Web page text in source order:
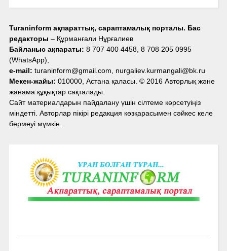
Turaninform ақпараттық, сараптамалық порталы. Бас
редакторы – Құрманғали Нұрғалиев
Байланыс ақпараты: 8 707 400 4458, 8 708 205 0995
(WhatsApp),
e-mail: turaninform@gmail.com, nurgaliev.kurmangali@bk.ru
Мекен-жайы: 010000, Астана қаласы. © 2016 Авторлық және
жанама құқықтар сақталады.
Сайт материалдарын пайдалану үшін сілтеме көрсетуіңіз
міндетті. Авторлар пікірі редакция көзқарасымен сәйкес келе
бермеуі мүмкін.